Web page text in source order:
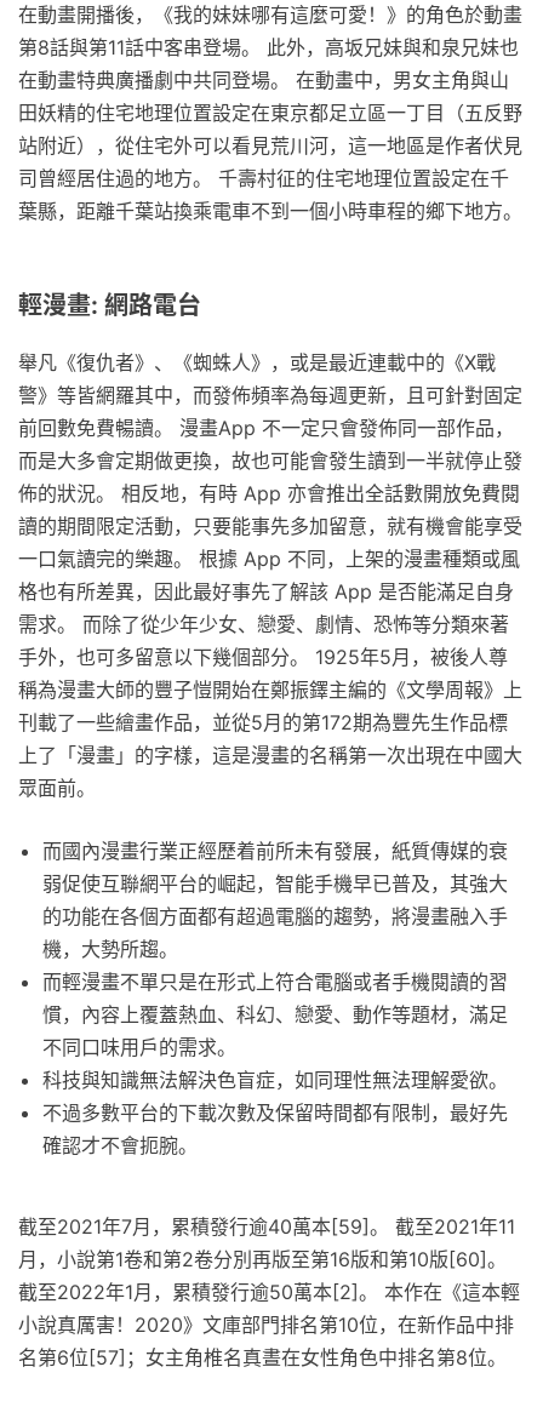
在動畫開播後，《我的妹妹哪有這麼可愛！》的角色於動畫
第8話與第11話中客串登場。 此外，高坂兄妹與和泉兄妹也
在動畫特典廣播劇中共同登場。 在動畫中，男女主角與山
田妖精的住宅地理位置設定在東京都足立區一丁目（五反野
站附近），從住宅外可以看見荒川河，這一地區是作者伏見
司曾經居住過的地方。 千壽村征的住宅地理位置設定在千
葉縣，距離千葉站換乘電車不到一個小時車程的鄉下地方。
輕漫畫: 網路電台
舉凡《復仇者》、《蜘蛛人》，或是最近連載中的《X戰
警》等皆網羅其中，而發佈頻率為每週更新，且可針對固定
前回數免費暢讀。 漫畫App 不一定只會發佈同一部作品，
而是大多會定期做更換，故也可能會發生讀到一半就停止發
佈的狀況。 相反地，有時 App 亦會推出全話數開放免費閱
讀的期間限定活動，只要能事先多加留意，就有機會能享受
一口氣讀完的樂趣。 根據 App 不同，上架的漫畫種類或風
格也有所差異，因此最好事先了解該 App 是否能滿足自身
需求。 而除了從少年少女、戀愛、劇情、恐怖等分類來著
手外，也可多留意以下幾個部分。 1925年5月，被後人尊
稱為漫畫大師的豐子愷開始在鄭振鐸主編的《文學周報》上
刊載了一些繪畫作品，並從5月的第172期為豐先生作品標
上了「漫畫」的字樣，這是漫畫的名稱第一次出現在中國大
眾面前。
而國內漫畫行業正經歷着前所未有發展，紙質傳媒的衰
弱促使互聯網平台的崛起，智能手機早已普及，其強大
的功能在各個方面都有超過電腦的趨勢，將漫畫融入手
機，大勢所趨。
而輕漫畫不單只是在形式上符合電腦或者手機閱讀的習
慣，內容上覆蓋熱血、科幻、戀愛、動作等題材，滿足
不同口味用戶的需求。
科技與知識無法解決色盲症，如同理性無法理解愛欲。
不過多數平台的下載次數及保留時間都有限制，最好先
確認才不會扼腕。
截至2021年7月，累積發行逾40萬本[59]。 截至2021年11
月，小說第1卷和第2卷分別再版至第16版和第10版[60]。
截至2022年1月，累積發行逾50萬本[2]。 本作在《這本輕
小說真厲害！2020》文庫部門排名第10位，在新作品中排
名第6位[57]；女主角椎名真晝在女性角色中排名第8位。